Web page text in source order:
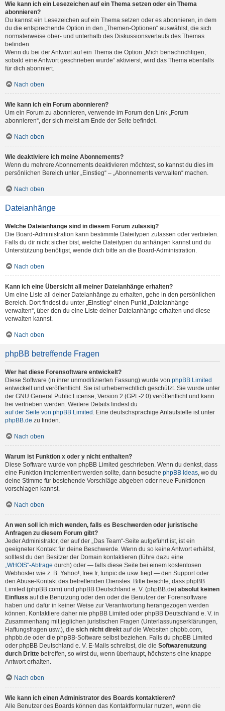
Wie kann ich ein Lesezeichen auf ein Thema setzen oder ein Thema
abonnieren?
Du kannst ein Lesezeichen auf ein Thema setzen oder es abonnieren, in dem
du die entsprechende Option in den „Themen-Optionen“ auswählst, die sich
normalerweise ober- und unterhalb des Diskussionsverlaufs des Themas
befinden.
Wenn du bei der Antwort auf ein Thema die Option „Mich benachrichtigen,
sobald eine Antwort geschrieben wurde“ aktivierst, wird das Thema ebenfalls
für dich abonniert.
Nach oben
Wie kann ich ein Forum abonnieren?
Um ein Forum zu abonnieren, verwende im Forum den Link „Forum
abonnieren“, der sich meist am Ende der Seite befindet.
Nach oben
Wie deaktiviere ich meine Abonnements?
Wenn du mehrere Abonnements deaktivieren möchtest, so kannst du dies im
persönlichen Bereich unter „Einstieg“ – „Abonnements verwalten“ machen.
Nach oben
Dateianhänge
Welche Dateianhänge sind in diesem Forum zulässig?
Die Board-Administration kann bestimmte Dateitypen zulassen oder verbieten.
Falls du dir nicht sicher bist, welche Dateitypen du anhängen kannst und du
Unterstützung benötigst, wende dich bitte an die Board-Administration.
Nach oben
Kann ich eine Übersicht all meiner Dateianhänge erhalten?
Um eine Liste all deiner Dateianhänge zu erhalten, gehe in den persönlichen
Bereich. Dort findest du unter „Einstieg“ einen Punkt „Dateianhänge
verwalten“, über den du eine Liste deiner Dateianhänge erhalten und diese
verwalten kannst.
Nach oben
phpBB betreffende Fragen
Wer hat diese Forensoftware entwickelt?
Diese Software (in ihrer unmodifizierten Fassung) wurde von phpBB Limited
entwickelt und veröffentlicht. Sie ist urheberrechtlich geschützt. Sie wurde unter
der GNU General Public License, Version 2 (GPL-2.0) veröffentlicht und kann
frei vertrieben werden. Weitere Details findest du
auf der Seite von phpBB Limited . Eine deutschsprachige Anlaufstelle ist unter
phpBB.de zu finden.
Nach oben
Warum ist Funktion x oder y nicht enthalten?
Diese Software wurde von phpBB Limited geschrieben. Wenn du denkst, dass
eine Funktion implementiert werden sollte, dann besuche phpBB Ideas, wo du
deine Stimme für bestehende Vorschläge abgeben oder neue Funktionen
vorschlagen kannst.
Nach oben
An wen soll ich mich wenden, falls es Beschwerden oder juristische
Anfragen zu diesem Forum gibt?
Jeder Administrator, der auf der „Das Team“-Seite aufgeführt ist, ist ein
geeigneter Kontakt für deine Beschwerde. Wenn du so keine Antwort erhältst,
solltest du den Besitzer der Domain kontaktieren (führe dazu eine
„WHOIS“-Abfrage durch) oder — falls diese Seite bei einem kostenlosen
Webhoster wie z. B. Yahoo!, free.fr, funpic.de usw. liegt — den Support oder
den Abuse-Kontakt des betreffenden Dienstes. Bitte beachte, dass phpBB
Limited (phpBB.com) und phpBB Deutschland e. V. (phpBB.de) absolut keinen
Einfluss auf die Benutzung oder den oder die Benutzer der Forensoftware
haben und dafür in keiner Weise zur Verantwortung herangezogen werden
können. Kontaktiere daher nie phpBB Limited oder phpBB Deutschland e. V. in
Zusammenhang mit jeglichen juristischen Fragen (Unterlassungserklärungen,
Haftungsfragen usw.), die sich nicht direkt auf die Websiten phpbb.com,
phpbb.de oder die phpBB-Software selbst beziehen. Falls du phpBB Limited
oder phpBB Deutschland e. V. E-Mails schreibst, die die Softwarenutzung
durch Dritte betreffen, so wirst du, wenn überhaupt, höchstens eine knappe
Antwort erhalten.
Nach oben
Wie kann ich einen Administrator des Boards kontaktieren?
Alle Benutzer des Boards können das Kontaktformular nutzen, wenn die